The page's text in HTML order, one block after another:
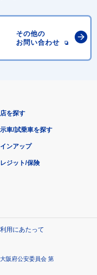
その他の
お問い合わせ
を探す
車/試乗車を探す
ンアップ
ジット/保険
利用にあたって
阪府公安委員会 第